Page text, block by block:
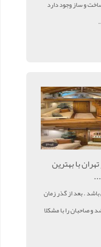
و ساز وجود دارد
با بهترین
. بعد از گذر زمان
صاحبان را با مشکلا